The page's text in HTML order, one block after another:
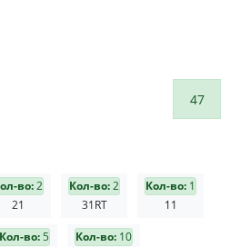
47
во:2
21
Кол-во:2
31RT
Кол-во: 1
11
Кол-во:5
Кол-во: 10